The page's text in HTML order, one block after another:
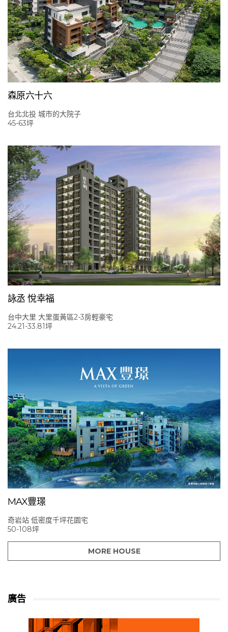
森原六十六
台北北投 城市的大院子
45-63坪
詠丞 悅幸福
台中大里 大里蛋黃區2-3房輕豪宅
24.21-33.81坪
MAX豐璟
奇岩站 低密度千坪花園宅
50-108坪
MORE HOUSE
廣告